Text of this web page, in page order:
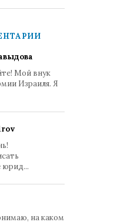
Мой внук
Израиля. Я
юрид...
на каком